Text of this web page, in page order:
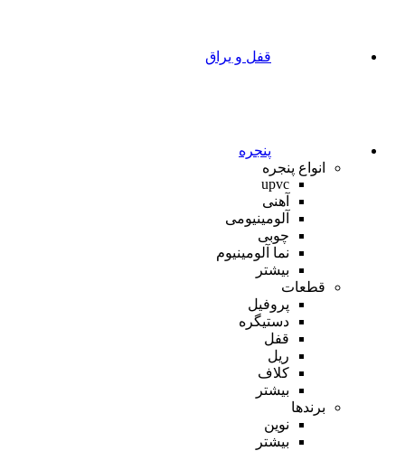
قفل و یراق
پنجره
انواع پنجره
upvc
آهنی
آلومینیومی
چوبی
نما آلومینیوم
بیشتر
قطعات
پروفیل
دستیگره
قفل
ریل
کلاف
بیشتر
برندها
نوین
بیشتر